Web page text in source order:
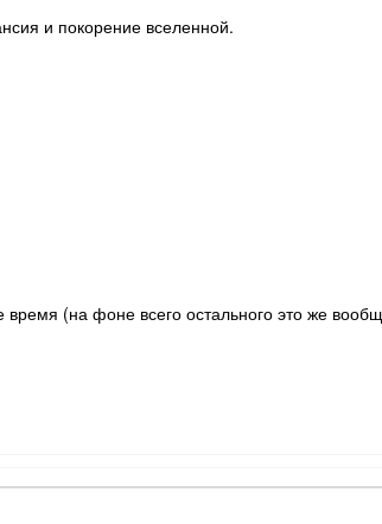
и покорение вселенной.
(на фоне всего остального это же